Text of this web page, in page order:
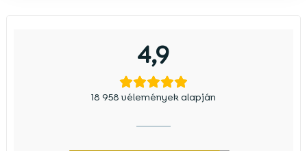
4,9
18 958 vélemények alapján